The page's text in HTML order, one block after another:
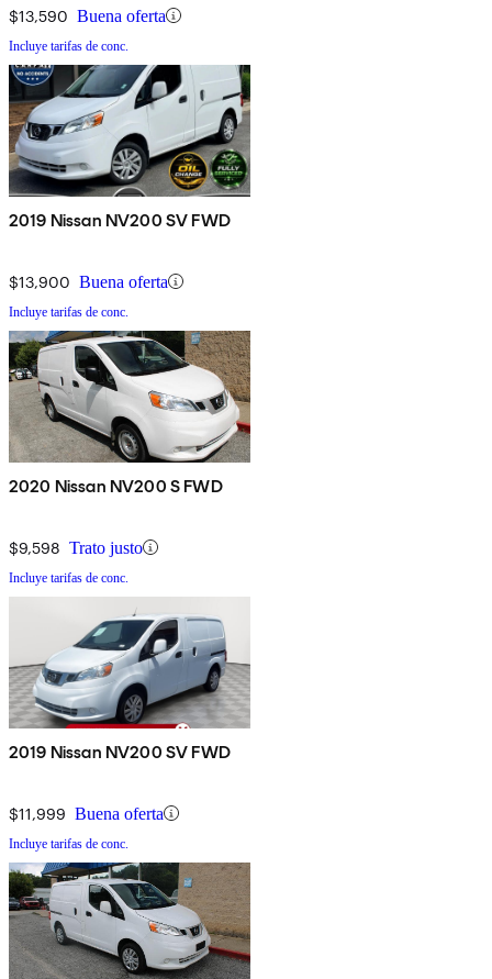
$13,590 Buena oferta
Incluye tarifas de conc.
2019 Nissan NV200 SV FWD
$13,900 Buena oferta
Incluye tarifas de conc.
2020 Nissan NV200 S FWD
$9,598 Trato justo
Incluye tarifas de conc.
2019 Nissan NV200 SV FWD
$11,999 Buena oferta
Incluye tarifas de conc.